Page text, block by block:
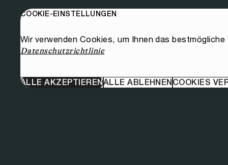
COOKIE-EINSTELLUNGEN
Wir verwenden Cookies, um Ihnen das
Datenschutzrichtlinie
ALLE AKZEPTIERENALLE ABLEHNENCOOKIES